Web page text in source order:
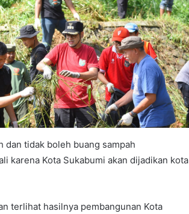
tidak boleh buang sampah
karena Kota Sukabumi akan dijadikan kota
terlihat hasilnya pembangunan Kota